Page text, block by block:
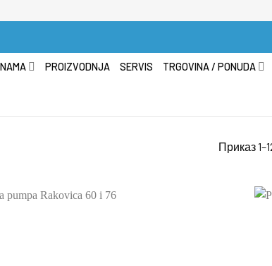
PROIZVODNJA SERVIS TRGOVINA / PONUDA
Приказ